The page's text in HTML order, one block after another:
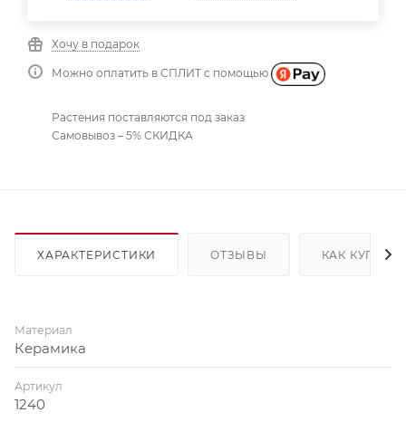
Хочу в подарок
Можно оплатить в СПЛИТ с помощью
Растения поставляются под заказ
Самовывоз – 5% СКИДКА
ХАРАКТЕРИСТИКИ ОТЗЫВЫ КАК КУПИТЬ
Материал
Керамика
Артикул
1240